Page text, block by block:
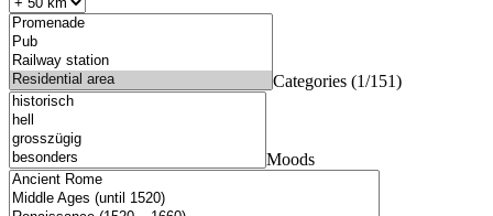
Categories (1/151)
Moods